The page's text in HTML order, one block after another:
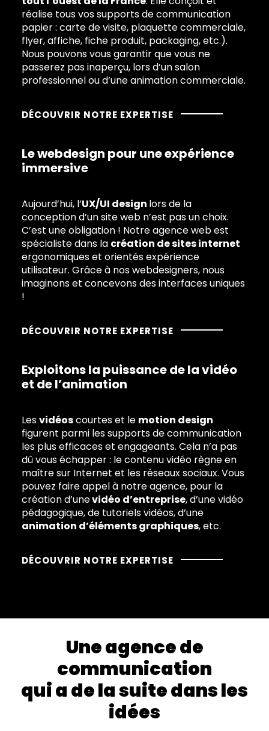
réalise tous vos supports de communication
papier : carte de visite, plaquette commerciale,
flyer, affiche, fiche produit, packaging, etc.).
Nous pouvons vous garantir que vous ne
passerez pas inaperçu, lors d’un salon
professionnel ou d’une animation commerciale.
DÉCOUVRIR NOTRE EXPERTISE
Le webdesign pour une expérience
immersive
Aujourd’hui, l’UX/UI design lors de la
conception d’un site web n’est pas un choix.
C’est une obligation ! Notre agence web est
spécialiste dans la création de sites internet
ergonomiques et orientés expérience
utilisateur. Grâce à nos webdesigners, nous
imaginons et concevons des interfaces uniques
!
DÉCOUVRIR NOTRE EXPERTISE
Exploitons la puissance de la vidéo
et de l’animation
Lesvidéoscourtes et le motion design
figurent parmi les supports de communication
les plus efficaces et engageants. Cela n’a pas
dû vous échapper : le contenu vidéo règne en
maître sur Internet et les réseaux sociaux. Vous
pouvez faire appel à notre agence, pour la
création d’unevidéo d’entreprise, d’une vidéo
pédagogique, de tutoriels vidéos, d’une
animation d’éléments graphiques, etc.
DÉCOUVRIR NOTRE EXPERTISE
Une agence de
communication
qui a de la suite dans les
idées